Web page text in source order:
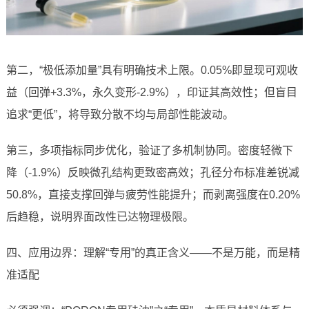
第二，“极低添加量”具有明确技术上限。0.05%即显现可观收
益（回弹+3.3%，永久变形-2.9%），印证其高效性；但盲目
追求“更低”，将导致分散不均与局部性能波动。
第三，多项指标同步优化，验证了多机制协同。密度轻微下
降（-1.9%）反映微孔结构更致密高效；孔径分布标准差锐减
50.8%，直接支撑回弹与疲劳性能提升；而剥离强度在0.20%
后趋稳，说明界面改性已达物理极限。
四、应用边界：理解“专用”的真正含义——不是万能，而是精
准适配